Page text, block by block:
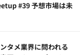
#39 予想市場は未
タメ業界に問われる